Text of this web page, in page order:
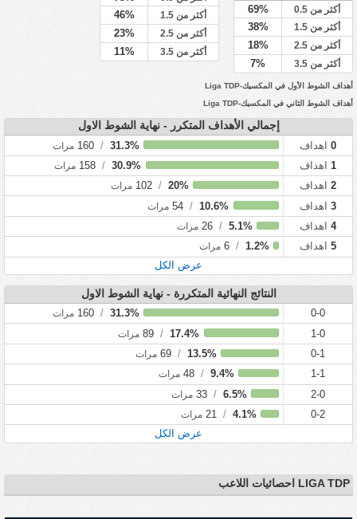
أكثر من 0.5 69%
أكثر من 1.5 38%
أكثر من 2.5 18%
أكثر من 3.5 7%
أكثر من 1.5 46%
أكثر من 2.5 23%
أكثر من 3.5 11%
أهداف الشوط الأول في المكسيك-Liga TDP
أهداف الشوط الثاني في المكسيك-Liga TDP
إجمالي الأهداف المتكرر - نهاية الشوط الاول
0 اهداف 31.3%
/
160 مرات
1 اهداف 30.9%
/
158 مرات
2 اهداف 20%
/
102 مرات
3 اهداف 10.6%
/
54 مرات
4 اهداف 5.1%
/
26 مرات
5 اهداف 1.2%
/
6 مرات
عرض الكل
النتائج النهائية المتكررة - نهاية الشوط الاول
0-0
31.3%
/
160 مرات
1-0
17.4%
/
89 مرات
0-1
13.5%
/
69 مرات
1-1
9.4%
/
48 مرات
2-0
6.5%
/
33 مرات
0-2
4.1%
/
21 مرات
عرض الكل
LIGA TDP احصائيات اللاعب